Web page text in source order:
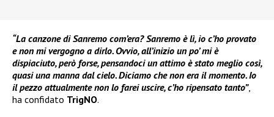
“La canzone di Sanremo com’era? Sanremo è lì, io c’ho provato
e non mi vergogno a dirlo. Ovvio, all’inizio un po’ mi è
dispiaciuto, però forse, pensandoci un attimo è stato meglio così,
quasi una manna dal cielo. Diciamo che non era il momento. Io
il pezzo attualmente non lo farei uscire, c’ho ripensato tanto”,
ha confidato TrigNO.